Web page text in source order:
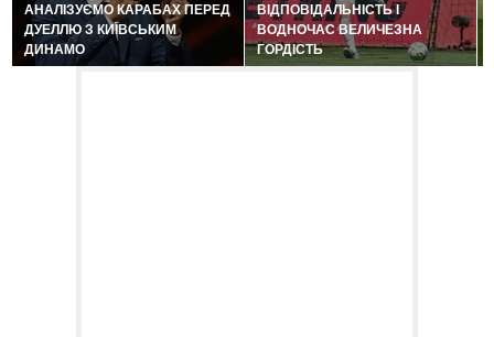
АНАЛІЗУЄМО КАРАБАХ ПЕРЕД
ДУЕЛЛЮ З КИЇВСЬКИМ
ДИНАМО
ВІДПОВІДАЛЬНІСТЬ І
ВОДНОЧАС ВЕЛИЧЕЗНА
ГОРДІСТЬ